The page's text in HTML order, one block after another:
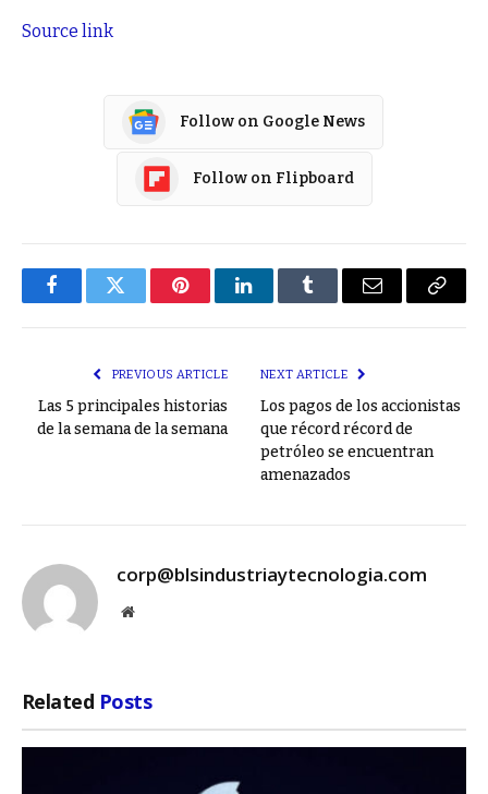
Source link
Follow on Google News
Follow on Flipboard
FacebookTwitter PinterestLinkedInTumblr Email
Copy
PREVIOUS ARTICLE
Las 5 principales historias
de la semana de la semana
NEXT ARTICLE
Los pagos de los accionistas
que récord récord de
petróleo se encuentran
amenazados
corp@blsindustriaytecnologia.com
Website
Related Posts